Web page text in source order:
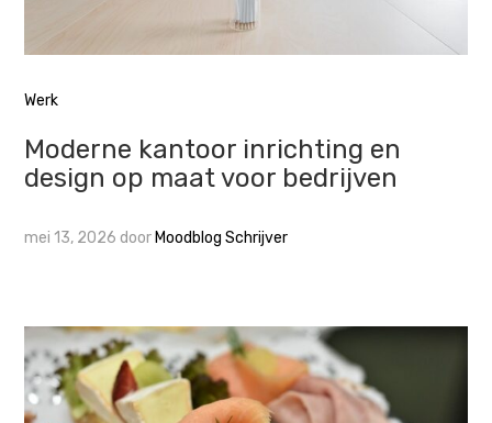
Werk
Moderne kantoor inrichting en
design op maat voor bedrijven
mei 13, 2026 door Moodblog Schrijver